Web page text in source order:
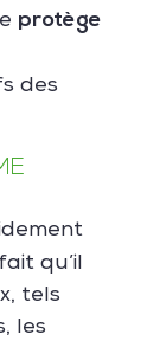
protège
des
qu’il
tels
les